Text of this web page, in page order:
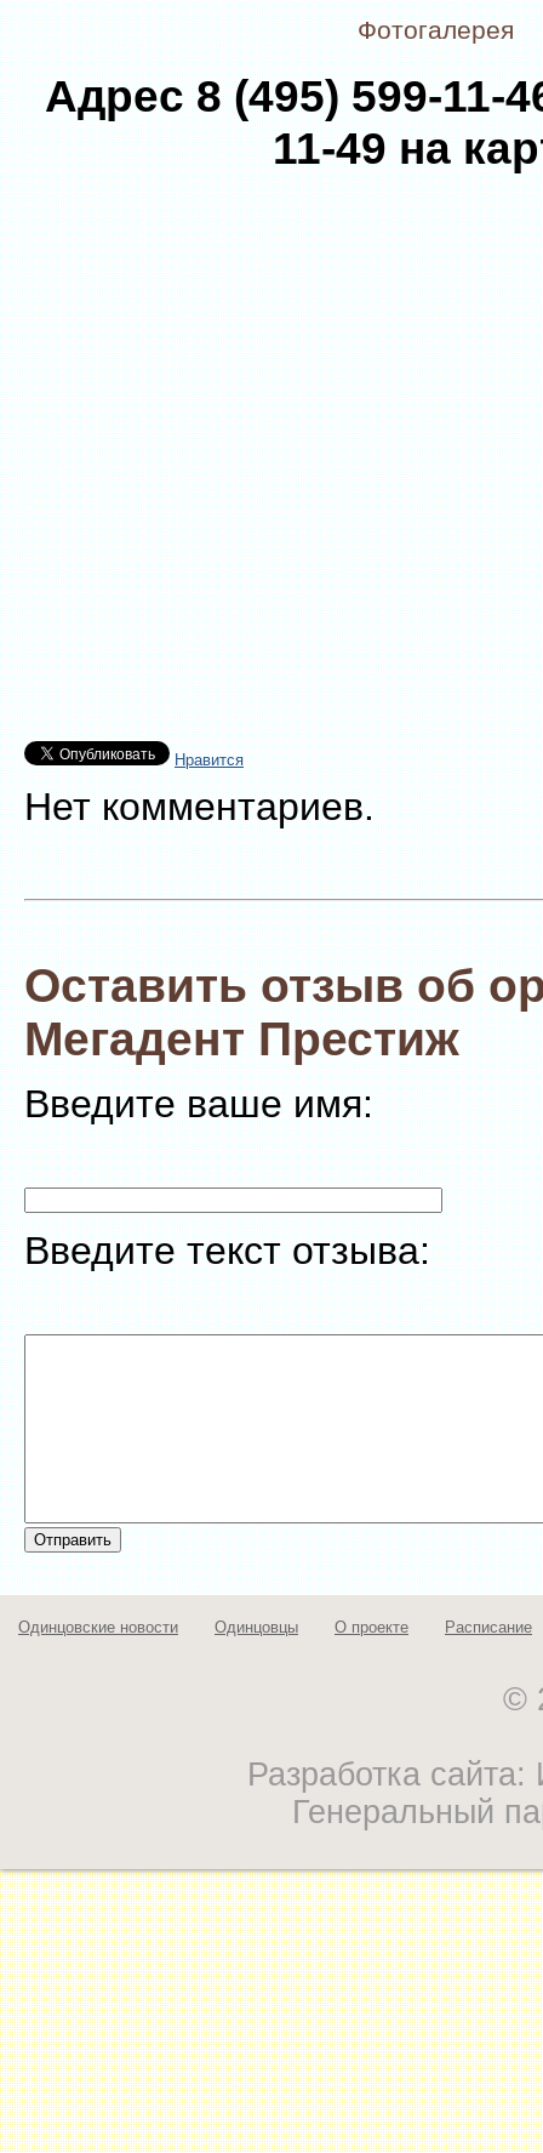
Фотогалерея
Адрес 8 (495) 599-11-
11-49 на
Нравится
Нет комментариев.
Оставить отзыв об
Мегадент Престиж
Введите ваше имя:
Введите текст отзыва:
Одинцовские новости Одинцовцы О проекте Расписание
©
Разработка
Генеральный